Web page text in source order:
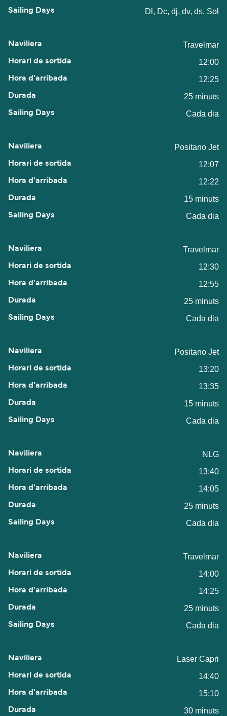
Dl, Dc, dj, dv, ds, Sol
Travelmar
12:00
12:25
25 minuts
Cada dia
Positano Jet
12:07
12:22
15 minuts
Cada dia
Travelmar
12:30
12:55
25 minuts
Cada dia
Positano Jet
13:20
13:35
15 minuts
Cada dia
NLG
13:40
14:05
25 minuts
Cada dia
Travelmar
14:00
14:25
25 minuts
Cada dia
Laser Capri
14:40
15:10
30 minuts